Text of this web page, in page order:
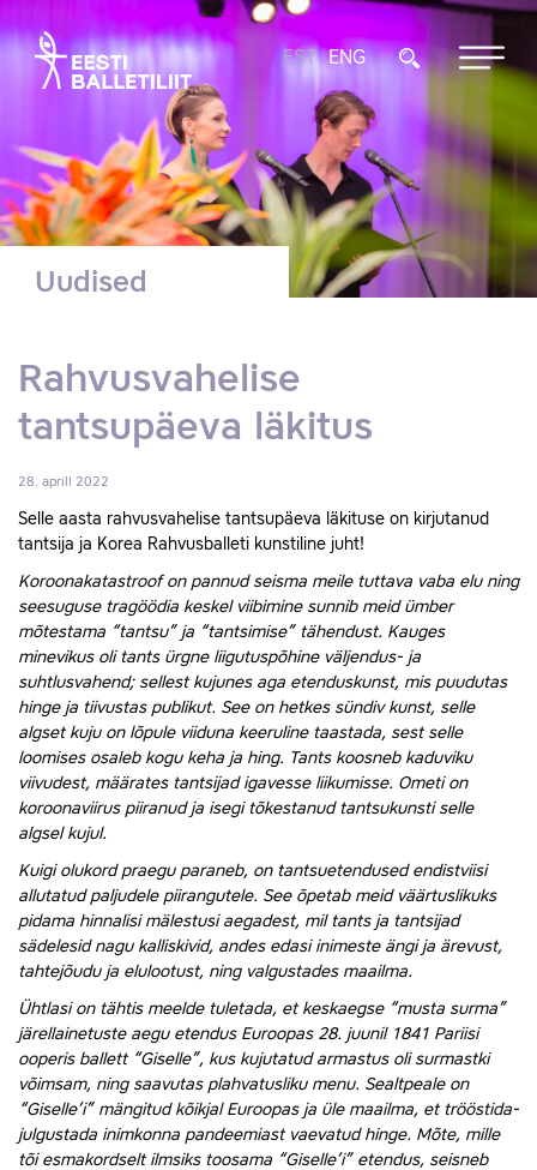
EST ENG
Uudised
Rahvusvahelise
tantsupäeva läkitus
28. aprill 2022
Selle aasta rahvusvahelise tantsupäeva läkituse on kirjutanud
tantsija ja Korea Rahvusballeti kunstiline juht!
Koroonakatastroof on pannud seisma meile tuttava vaba elu ning
seesuguse tragöödia keskel viibimine sunnib meid ümber
mõtestama “tantsu” ja “tantsimise” tähendust. Kauges
minevikus oli tants ürgne liigutuspõhine väljendus- ja
suhtlusvahend; sellest kujunes aga etenduskunst, mis puudutas
hinge ja tiivustas publikut. See on hetkes sündiv kunst, selle
algset kuju on lõpule viiduna keeruline taastada, sest selle
loomises osaleb kogu keha ja hing. Tants koosneb kaduviku
viivudest, määrates tantsijad igavesse liikumisse. Ometi on
koroonaviirus piiranud ja isegi tõkestanud tantsukunsti selle
algsel kujul.
Kuigi olukord praegu paraneb, on tantsuetendused endistviisi
allutatud paljudele piirangutele. See õpetab meid väärtuslikuks
pidama hinnalisi mälestusi aegadest, mil tants ja tantsijad
sädelesid nagu kalliskivid, andes edasi inimeste ängi ja ärevust,
tahtejõudu ja elulootust, ning valgustades maailma.
Ühtlasi on tähtis meelde tuletada, et keskaegse “musta surma”
järellainetuste aegu etendus Euroopas 28. juunil 1841 Pariisi
ooperis ballett “Giselle”, kus kujutatud armastus oli surmastki
võimsam, ning saavutas plahvatusliku menu. Sealtpeale on
“Giselle’i” mängitud kõikjal Euroopas ja üle maailma, et trööstida-
julgustada inimkonna pandeemiast vaevatud hinge. Mõte, mille
tõi esmakordselt ilmsiks toosama “Giselle’i” etendus, seisneb